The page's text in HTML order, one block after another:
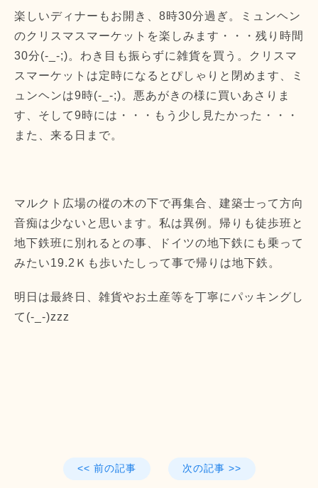
楽しいディナーもお開き、8時30分過ぎ。ミュンヘン
のクリスマスマーケットを楽しみます・・・残り時間
30分(-_-;)。わき目も振らずに雑貨を買う。クリスマ
スマーケットは定時になるとぴしゃりと閉めます、ミ
ュンヘンは9時(-_-;)。悪あがきの様に買いあさりま
す、そして9時には・・・もう少し見たかった・・・
また、来る日まで。
マルクト広場の樅の木の下で再集合、建築士って方向
音痴は少ないと思います。私は異例。帰りも徒歩班と
地下鉄班に別れるとの事、ドイツの地下鉄にも乗って
みたい19.2Ｋも歩いたしって事で帰りは地下鉄。
明日は最終日、雑貨やお土産等を丁寧にパッキングし
て(-_-)zzz
<< 前の記事 次の記事 >>